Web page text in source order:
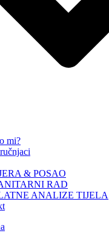
mi?
& POSAO
RAD
ANALIZE TIJELA